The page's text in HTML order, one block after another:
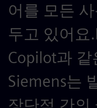
어를 모든
두고 있어요
Copilot과
Siemens는